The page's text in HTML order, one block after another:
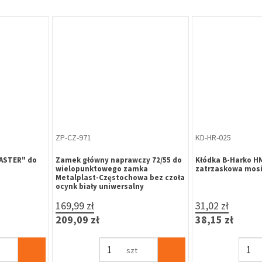
stal
KL-HR-011
Klucz surowy do kłódek B-Harko
mosiężnych i stalowych, 30mm i
40mm
1,47 zł
1,81 zł
szt
KL-HR-013
Klucz surowy do
mosiężnych i
1,85 zł
2,28 zł